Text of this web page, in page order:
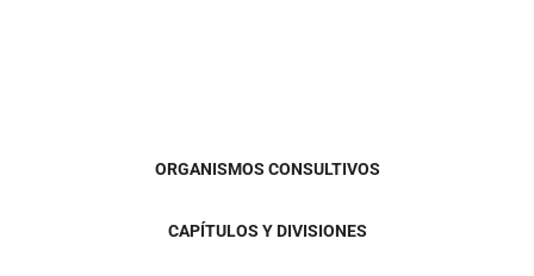
ORGANISMOS CONSULTIVOS
CAPÍTULOS Y DIVISIONES